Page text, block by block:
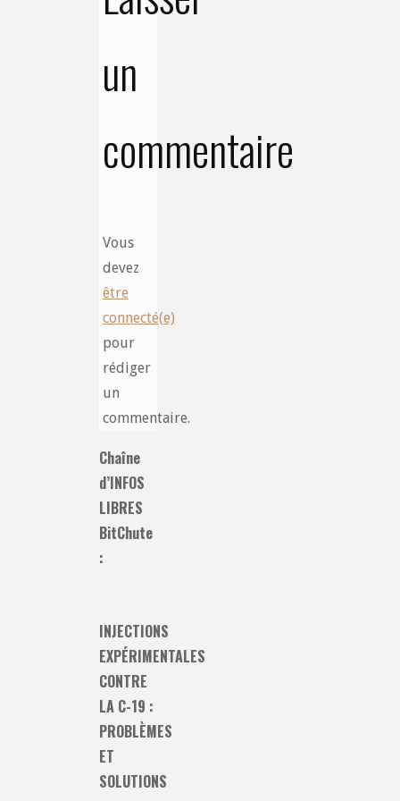
un
commentaire
Vous
devez
être
connecté(e)
pour
rédiger
un
commentaire.
Chaîne
d’INFOS
LIBRES
BitChute
:
INJECTIONS
EXPÉRIMENTALES
CONTRE
LA C-19 :
PROBLÈMES
ET
SOLUTIONS